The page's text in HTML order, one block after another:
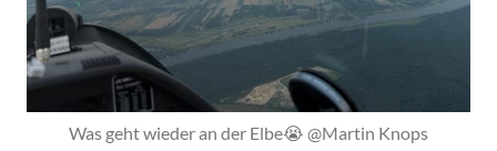
Was geht wieder an der Elbe😭 @Martin Knops